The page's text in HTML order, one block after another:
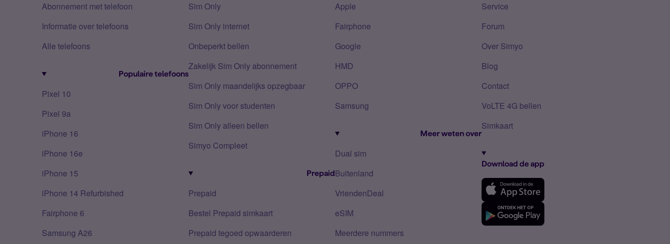
Abonnement met telefoon
Informatie over telefoons
Alle telefoons
Populaire telefoons
Pixel 10
Pixel 9a
iPhone 16
iPhone 16e
iPhone 15
iPhone 14 Refurbished
Fairphone 6
Samsung A26
Sim Only
Sim Only internet
Onbeperkt bellen
Zakelijk Sim Only abonnement
Sim Only maandelijks opzegbaar
Sim Only voor studenten
Sim Only alleen bellen
Simyo Compleet
Prepaid
Prepaid
Bestel Prepaid simkaart
Prepaid tegoed opwaarderen
Apple
Fairphone
Google
HMD
OPPO
Samsung
Meer weten over
Dual sim
Buitenland
VriendenDeal
eSIM
Meerdere nummers
Service
Forum
Over Simyo
Blog
Contact
VoLTE 4G bellen
Simkaart
Download de app